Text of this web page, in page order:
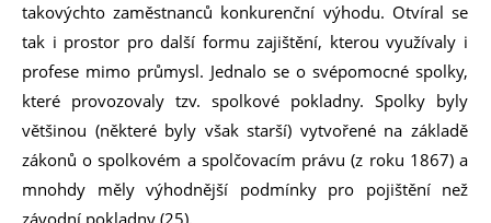
takovýchto zaměstnanců konkurenční výhodu. Otvíral se
tak i prostor pro další formu zajištění, kterou využívaly i
profese mimo průmysl. Jednalo se o svépomocné spolky,
které provozovaly tzv. spolkové pokladny. Spolky byly
většinou (některé byly však starší) vytvořené na základě
zákonů o spolkovém a spolčovacím právu (z roku 1867) a
mnohdy měly výhodnější podmínky pro pojištění než
závodní pokladny (25).